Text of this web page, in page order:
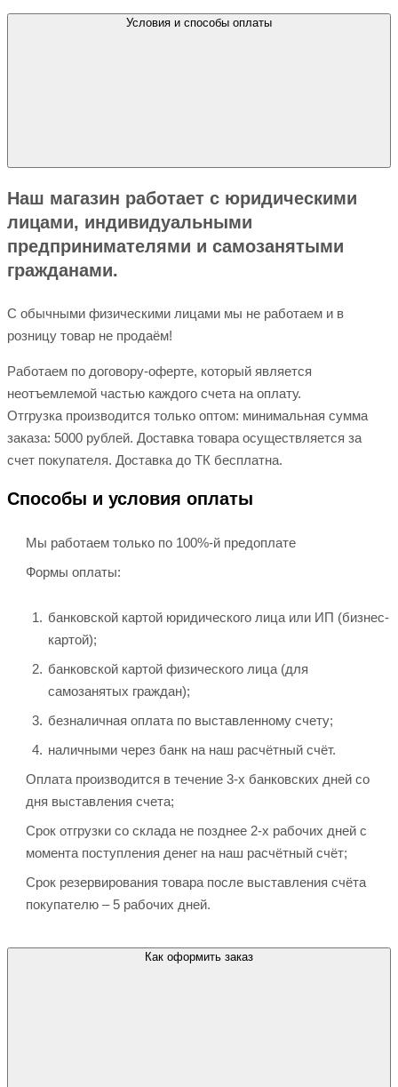
Условия и способы оплаты
Наш магазин работает с юридическими
лицами, индивидуальными
предпринимателями и самозанятыми
гражданами.
С обычными физическими лицами мы не работаем и в
розницу товар не продаём!
Работаем по договору-оферте, который является
неотъемлемой частью каждого счета на оплату.
Отгрузка производится только оптом: минимальная сумма
заказа: 5000 рублей. Доставка товара осуществляется за
счет покупателя. Доставка до ТК бесплатна.
Способы и условия оплаты
Мы работаем только по 100%-й предоплате
Формы оплаты:
банковской картой юридического лица или ИП (бизнес-
картой);
банковской картой физического лица (для
самозанятых граждан);
безналичная оплата по выставленному счету;
наличными через банк на наш расчётный счёт.
Оплата производится в течение 3-х банковских дней со
дня выставления счета;
Срок отгрузки со склада не позднее 2-х рабочих дней с
момента поступления денег на наш расчётный счёт;
Срок резервирования товара после выставления счёта
покупателю – 5 рабочих дней.
Как оформить заказ